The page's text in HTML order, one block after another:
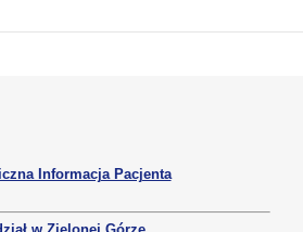
Informacja Pacjenta